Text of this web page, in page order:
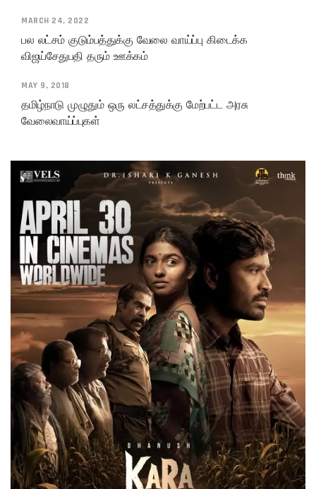
MARCH 24, 2022
பல லட்சம் குடும்பத்துக்கு வேலை வாய்ப்பு கிடைக்க
விஜய்சேதுபதி தரும் ஊக்கம்
MAY 9, 2018
தமிழ்நாடு முழுதும் ஒரு லட்சத்துக்கு மேற்பட்ட அரசு
வேலைவாய்ப்புகள்